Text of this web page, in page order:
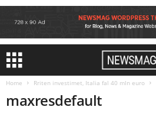
Home Rriten investimet, Italia fal 40 mln euro
maxresdefault